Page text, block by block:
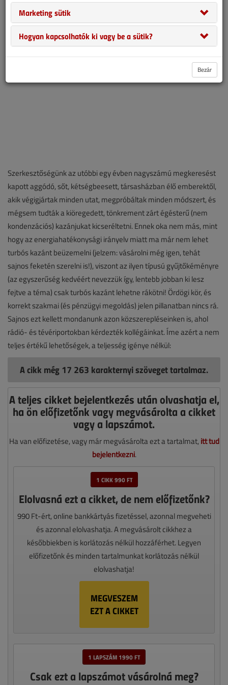
kazánok cseréjét lényegében ellehetetlenítette.
Szerkesztőségünk az utóbbi egy évben nagyszámú megkeresést
kapott aggódó, sőt, kétségbeesett, társasházban élő emberektől,
akik végigjártak minden utat, megpróbáltak minden módszert, és
mégsem tudták a kiöregedett, tönkrement zárt égésterű (nem
kondenzációs) kazánjukat kicseréltetni. Ennek oka nem más, mint
hogy az energiahatékonysági irányelv miatt ma már nem lehet
turbós kazánt beüzemelni (jelzem: vásárolni még igen, tehát
sajnos feketén szerelni is!), viszont az ilyen típusú gyűjtőkéményre
(az egyszerűség kedvéért nevezzük így, lentebb jobban ki lesz
fejtve a téma) csak turbós kazánt lehetne rákötni! Ördögi kör, és
korrekt szakmai (és pénzügyi megoldás) jelen pillanatban nincs rá.
Sajnos ezt kellett mondanunk azon közszerepléseinken is, ahol
rádió- és tévériportokban kérdezték kollégáinkat. Íme azért a nem
teljes értékű lehetőségek, a teljesség igénye nélkül:
A cikk még 17 263 karakternyi szöveget tartalmaz.
A teljes cikket bejelentkezés után olvashatja el,
ha ön előfizetőnk vagy megvásárolta a cikket
vagy a lapszámot.
Ha van előfizetése, vagy már megvásárolta ezt a tartalmat, itt tud
bejelentkezni.
1 CIKK 990 FT
Elolvasná ezt a cikket, de nem előfizetőnk?
990 Ft-ért, online bankkártyás fizetéssel, azonnal megveheti
és azonnal elolvashatja. A megvásárolt cikkhez a
későbbiekben is korlátozás nélkül hozzáférhet. Legyen
előfizetőnk és minden tartalmunkat korlátozás nélkül
elolvashatja!
MEGVESZEM
EZT A CIKKET
1 LAPSZÁM 1990 FT
Csak ezt a lapszámot vásárolná meg?
Marketing sütik
Hogyan kapcsolhatók ki vagy be a sütik?
Bezár